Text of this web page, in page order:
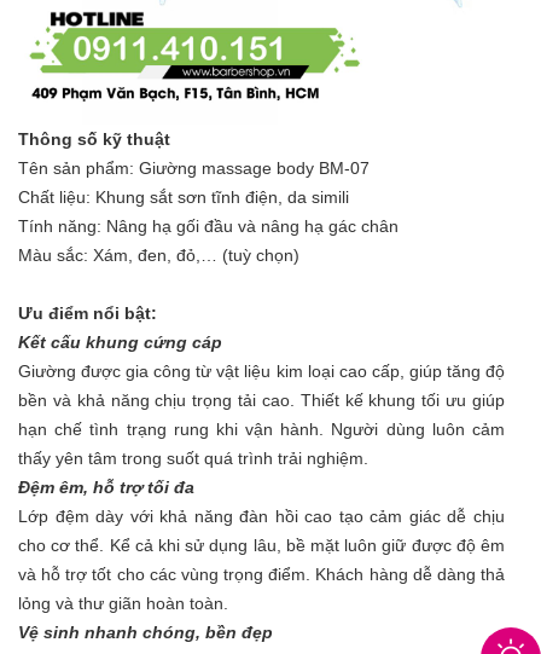
Thông số kỹ thuật
Tên sản phẩm: Giường massage body BM-07
Chất liệu: Khung sắt sơn tĩnh điện, da simili
Tính năng: Nâng hạ gối đầu và nâng hạ gác chân
Màu sắc: Xám, đen, đỏ,… (tuỳ chọn)
Ưu điểm nổi bật:
Kết cấu khung cứng cáp
Giường được gia công từ vật liệu kim loại cao cấp, giúp tăng độ
bền và khả năng chịu trọng tải cao. Thiết kế khung tối ưu giúp
hạn chế tình trạng rung khi vận hành. Người dùng luôn cảm
thấy yên tâm trong suốt quá trình trải nghiệm.
Đệm êm, hỗ trợ tối đa
Lớp đệm dày với khả năng đàn hồi cao tạo cảm giác dễ chịu
cho cơ thể. Kể cả khi sử dụng lâu, bề mặt luôn giữ được độ êm
và hỗ trợ tốt cho các vùng trọng điểm. Khách hàng dễ dàng thả
lỏng và thư giãn hoàn toàn.
Vệ sinh nhanh chóng, bền đẹp